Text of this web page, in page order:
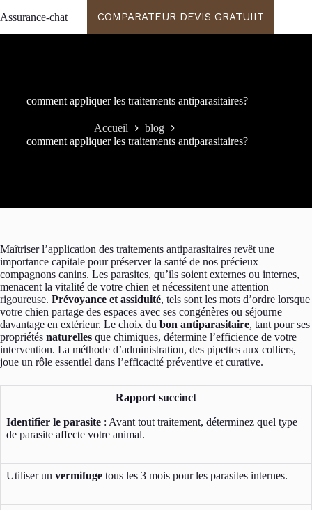
au
Assurance-chat COMPARATEUR DEVIS GRATUIIT
comment appliquer les traitements antiparasitaires?
Accueil
blog
comment appliquer les traitements antiparasitaires?
Maîtriser l’application des traitements antiparasitaires revêt une
importance capitale pour préserver la santé de nos précieux
compagnons canins. Les parasites, qu’ils soient externes ou internes,
menacent la vitalité de votre chien et nécessitent une attention
rigoureuse. Prévoyance et assiduité, tels sont les mots d’ordre lorsque
votre chien partage des espaces avec ses congénères ou séjourne
davantage en extérieur. Le choix du bon antiparasitaire, tant pour ses
propriétés naturelles que chimiques, détermine l’efficience de votre
intervention. La méthode d’administration, des pipettes aux colliers,
joue un rôle essentiel dans l’efficacité préventive et curative.
Rapport succinct
Identifier le parasite : Avant tout traitement, déterminez quel type
de parasite affecte votre animal.
Utiliser un vermifuge tous les 3 mois pour les parasites internes.